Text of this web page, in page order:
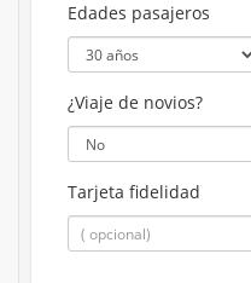
Edades pasajeros
¿Viaje de novios?
Tarjeta fidelidad